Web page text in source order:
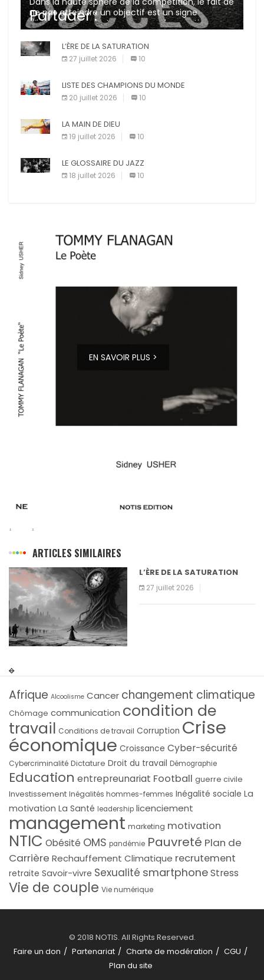
ne pas atteindre un objectif est un signe
d’incompétence et une source de sanctions
diverses (avertissement, […]
Partager :
Facebook
Pinterest
Imprimer
L’ÈRE DE LA SATURATION
27 juillet 2026 10
LISTE DES CHAMPIONS DU MONDE
20 juillet 2026 10
LA MAIN DE DIEU
19 juillet 2026 10
LE GLOSSAIRE DU JAZZ
18 juillet 2026 10
EN SAVOIR PLUS >
ARTICLES SIMILAIRES
L’ÈRE DE LA SATURATION
27 juillet 2026
Afrique Alcoolisme Cancer changement climatique
Chômage communication condition de
travail Conditions de travail Corruption Crise
économique Croissance Cyber-sécurité
Cybercriminalité Dictature Droit du travail Démographie
Education entrepreunariat Football guerre civile
Investissement Inégalités hommes-femmes Inégalité sociale La
motivation La Santé leadership licenciement
management marketing motivation
NTIC Obésité OMS pandémie Pauvreté Plan de
Carrière Rechauffement Climatique recrutement
retraite Savoir-vivre Sexualité smartphoneStress
Vie de couple Vie numérique
© 2018 NOTIS. All Rights Reserved.
Faire un don
Partenariat Charte de modération
CGU
Plan du site